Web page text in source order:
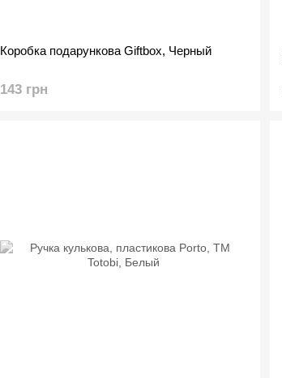
Коробка подарункова Giftbox, Черный
143 грн